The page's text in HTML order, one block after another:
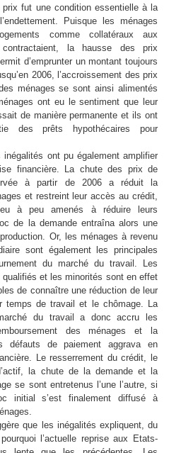
fut une condition essentielle à la
Puisque les ménages
comme collatéraux aux
contractaient, la hausse des prix
d’emprunter un montant toujours
2006, l’accroissement des prix
ménages se sont ainsi alimentés
ont eu le sentiment que leur
de manière permanente et ils ont
des prêts hypothécaires pour
ont pu également amplifier
financière. La chute des prix de
à partir de 2006 a réduit la
et restreint leur accès au crédit,
à peu amenés à réduire leurs
de la demande entraîna alors une
Or, les ménages à revenu
sont également les principales
du marché du travail. Les
et les minorités sont en effet
de connaître une réduction de leur
temps de travail et le chômage. La
du travail a donc accru les
des ménages et la
défauts de paiement aggrava en
Le resserrement du crédit, le
la chute de la demande et la
se sont entretenus l’une l’autre, si
initial s’est finalement diffusé à
que les inégalités expliquent, du
l’actuelle reprise aux Etats-